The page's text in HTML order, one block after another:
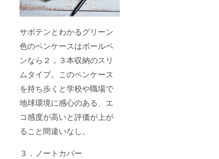
サボテンとわかるグリーン
色のペンケースはボールペ
ンなら２，３本収納のスリ
ムタイプ。このペンケース
を持ち歩くと学校や職場で
地球環境に感心のある、エ
コ感度が高いと評価が上が
ること間違いなし。
３．ノートカバー